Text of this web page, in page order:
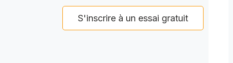
S'inscrire à un essai gratuit